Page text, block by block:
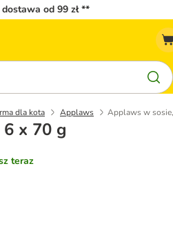
od 99 zł **
dla kota Applaws Applaws w
x 70 g
teraz